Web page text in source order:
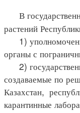
В
растений
1)
органы с
2)
создаваемые по
Казахстан,
карантинные